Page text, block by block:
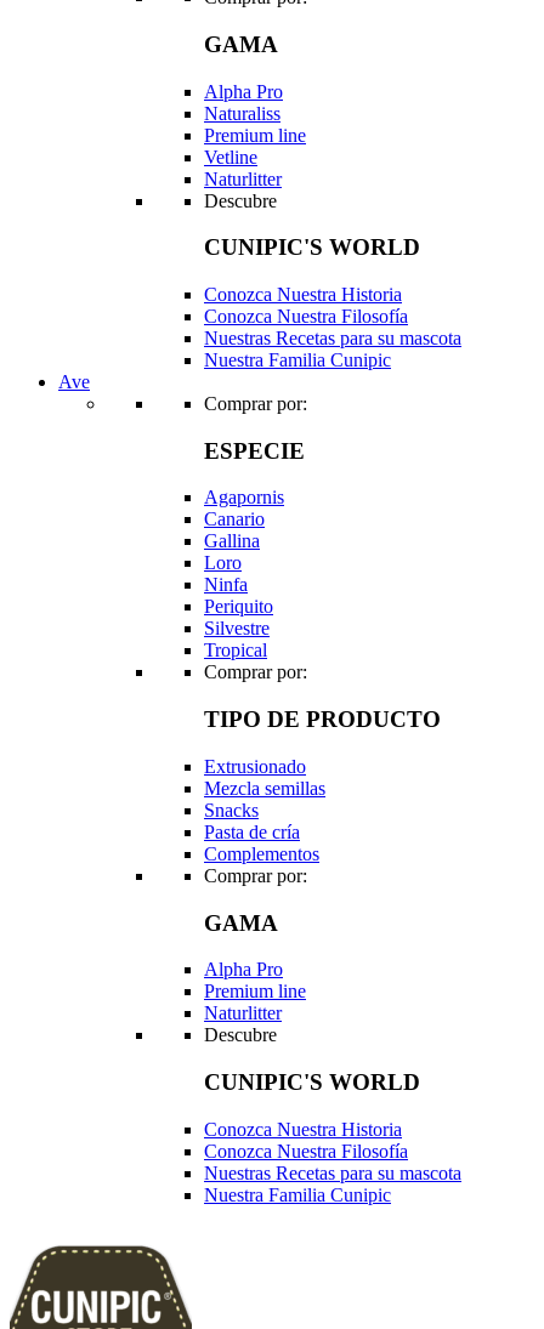
GAMA
Alpha Pro
Naturaliss
Premium line
Vetline
Naturlitter
Descubre
CUNIPIC'S WORLD
Conozca Nuestra Historia
Conozca Nuestra Filosofía
Nuestras Recetas para su mascota
Nuestra Familia Cunipic
Ave
Comprar por:
ESPECIE
Agapornis
Canario
Gallina
Loro
Ninfa
Periquito
Silvestre
Tropical
Comprar por:
TIPO DE PRODUCTO
Extrusionado
Mezcla semillas
Snacks
Pasta de cría
Complementos
Comprar por:
GAMA
Alpha Pro
Premium line
Naturlitter
Descubre
CUNIPIC'S WORLD
Conozca Nuestra Historia
Conozca Nuestra Filosofía
Nuestras Recetas para su mascota
Nuestra Familia Cunipic